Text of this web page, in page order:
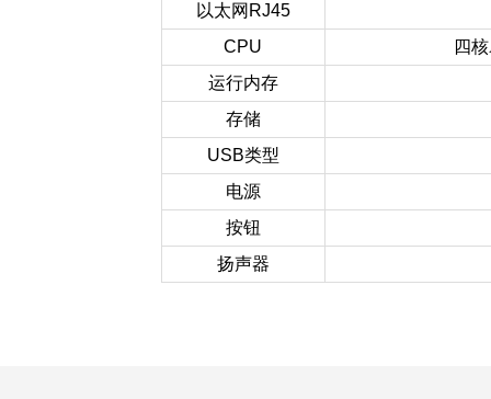
以太网 RJ45
CPU
四
运行内存
存储
USB类型
电源
按钮
扬声器